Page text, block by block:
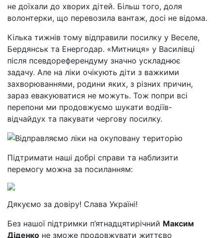
не доїхали до хворих дітей. Більш того, доля
волонтерки, що перевозила вантаж, досі не відома.
Кілька тижнів тому відправили посилку у Веселе,
Бердянськ та Енергодар. «Митниця» у Василівці
після псевдореферендуму значно ускладнює
задачу. Але на ліки очікують діти з важкими
захворюваннями, родини яких, з різних причин,
зараз евакуюватися не можуть. Тож попри всі
перепони ми продовжуємо шукати водіїв-
відчайдух та пакувати чергову посилку.
Підтримати наші добрі справи та наблизити
перемогу можна за посиланням:
Дякуємо за довіру! Слава Україні!
Без нашої підтримки п’ятнадцятирічний Максим
Діденко не зможе продовжувати життєво